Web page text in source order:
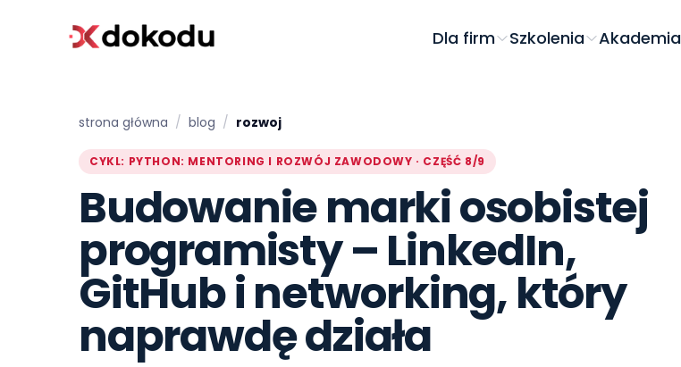
Dla firm Szkolenia Akademia
strona główna / blog / rozwoj
CYKL: PYTHON: MENTORING I ROZWÓJ ZAWODOWY · CZĘŚĆ 8/9
Budowanie marki osobistej
programisty – LinkedIn,
GitHub i networking, który
naprawdę działa